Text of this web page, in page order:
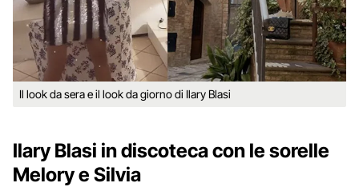
Il look da sera e il look da giorno di Ilary Blasi
Ilary Blasi in discoteca con le sorelle
Melory e Silvia